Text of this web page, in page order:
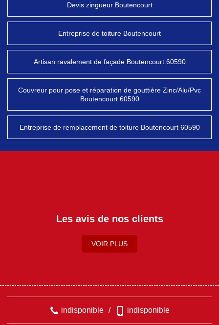
Devis zingueur Boutencourt
Entreprise de toiture Boutencourt
Artisan ravalement de façade Boutencourt 60590
Couvreur pour pose et réparation de gouttière Zinc/Alu/Pvc
Boutencourt 60590
Entreprise de remplacement de toiture Boutencourt 60590
Les avis de nos clients
VOIR PLUS
indisponible / indisponible